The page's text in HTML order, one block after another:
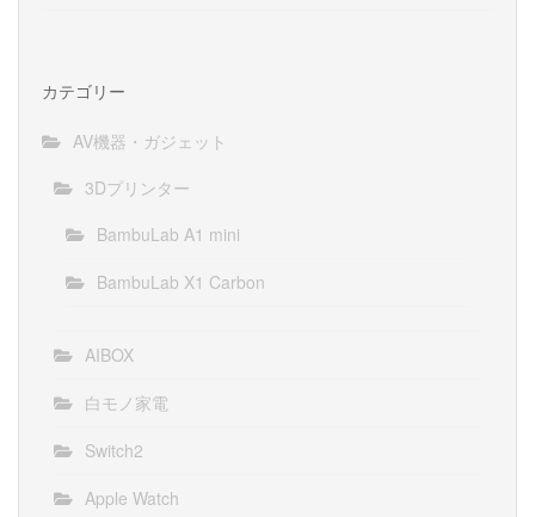
カテゴリー
AV機器・ガジェット
3Dプリンター
BambuLab A1 mini
BambuLab X1 Carbon
AIBOX
白モノ家電
Switch2
Apple Watch